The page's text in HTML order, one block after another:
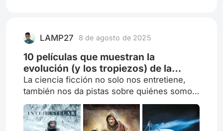
quizás a cost
LAMP27 8 de agosto de 2025
10 películas que muestran la
evolución (y los tropiezos) de la
humanidad según la ciencia ficción
La ciencia ficción no solo nos entretiene,
también nos da pistas sobre quiénes somos
y hacia dónde podríamos ir… para bien o
para mal. En esta lista te comparto 10
películas que, a su manera, cuentan la